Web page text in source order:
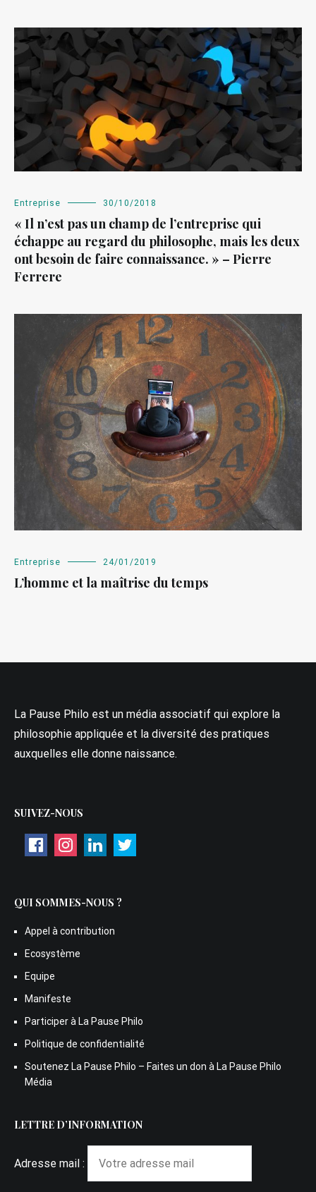
Entreprise 30/10/2018
« Il n’est pas un champ de l’entreprise qui
échappe au regard du philosophe, mais les deux
ont besoin de faire connaissance. » – Pierre
Ferrere
Entreprise 24/01/2019
L’homme et la maîtrise du temps
La Pause Philo est un média associatif qui explore la
philosophie appliquée et la diversité des pratiques
auxquelles elle donne naissance.
SUIVEZ-NOUS
QUI SOMMES-NOUS ?
Appel à contribution
Ecosystème
Equipe
Manifeste
Participer à La Pause Philo
Politique de confidentialité
Soutenez La Pause Philo – Faites un don à La Pause Philo
Média
LETTRE D’INFORMATION
Adresse mail :